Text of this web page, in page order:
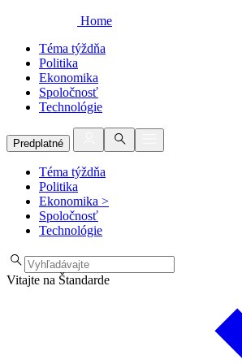
Home
Téma týždňa
Politika
Ekonomika
Spoločnosť
Technológie
Predplatné
Téma týždňa
Politika
Ekonomika >
Spoločnosť
Technológie
Vitajte na Štandarde